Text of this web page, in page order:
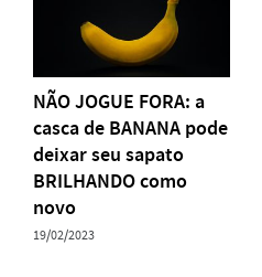
NÃO JOGUE FORA: a
casca de BANANA pode
deixar seu sapato
BRILHANDO como
novo
19/02/2023